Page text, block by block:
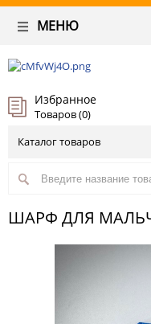
МЕНЮ
Избранное
Товаров (0)
Каталог товаров
ШАРФ ДЛЯ